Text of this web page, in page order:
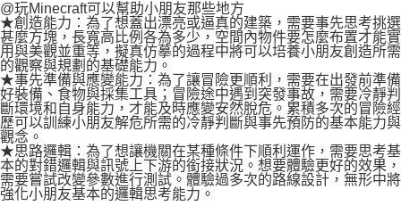
@玩Minecraft可以幫助小朋友那些地方
★創造能力：為了想蓋出漂亮或逼真的建築，需要事先思考挑選
甚麼方塊，長寬高比例各為多少，空間內物件要怎麼布置才能實
用與美觀並重等，擬真仿摹的過程中將可以培養小朋友創造所需
的觀察與規劃的基礎能力。
★事先準備與應變能力：為了讓冒險更順利，需要在出發前準備
好裝備、食物與採集工具；冒險途中遇到突發事故，需要冷靜判
斷環境和自身能力，才能及時應變安然脫危。累積多次的冒險經
歷可以訓練小朋友解危所需的冷靜判斷與事先預防的基本能力與
觀念。
★思路邏輯：為了想讓機關在某種條件下順利運作，需要思考基
本的對錯邏輯與訊號上下游的銜接狀況。想要體驗更好的效果，
需要嘗試改變參數進行測試。體驗過多次的路線設計，無形中將
強化小朋友基本的邏輯思考能力。